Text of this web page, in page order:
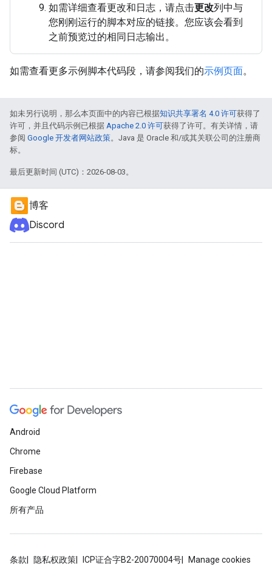
如需详细查看更改和日志，请点击更改列中与
您刚刚运行的脚本对应的链接。您应该会看到
之前预览过的相同日志输出。
如需查看更多示例脚本代码段，请参阅我们的示例页面。
如未另行说明，那么本页面中的内容已根据知识共享署名 4.0 许可获得了
许可，并且代码示例已根据 Apache 2.0 许可获得了许可。有关详情，请
参阅 Google 开发者网站政策。Java 是 Oracle 和/或其关联公司的注册商
标。
最后更新时间 (UTC)：2026-08-03。
博客
Discord
Android
Chrome
Firebase
Google Cloud Platform
所有产品
条款 隐私权政策 ICP证合字B2-20070004号 Manage cookies